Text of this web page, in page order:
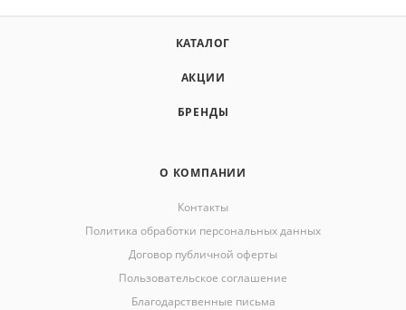
КАТАЛОГ
АКЦИИ
БРЕНДЫ
О КОМПАНИИ
Контакты
Политика обработки персональных данных
Договор публичной оферты
Пользовательское соглашение
Благодарственные письма